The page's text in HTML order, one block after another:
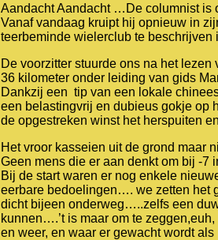
Aandacht Aandacht …De columnist is
Vanaf vandaag kruipt hij opnieuw in
teerbeminde wielerclub te beschrijven
De voorzitter stuurde ons na het
36 kilometer onder leiding van gids
Dankzij een tip van een lokale
een belastingvrij en dubieus gokje op
de opgestreken winst het herspuiten
Het vroor kasseien uit de grond maar
Geen mens die er aan denkt om bij -7
Bij de start waren er nog enkele
eerbare bedoelingen…. we zetten het
dicht bijeen onderweg…..zelfs een
kunnen….’t is maar om te
en weer, en waar er gewacht wordt als